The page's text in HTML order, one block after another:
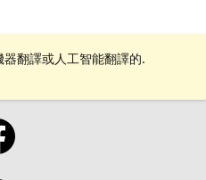
翻譯或人工智能翻譯的.